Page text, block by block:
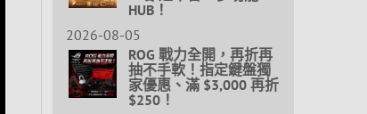
HUB！
2026-08-05
ROG 戰力全開，再折再
抽不手軟！指定鍵盤獨
家優惠、滿 $3,000 再折
$250！